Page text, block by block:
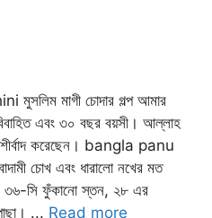
মাগী চোদার গল্প আমার
এবং ৩০ বছর বয়সী। আল্লাহ
করেছেন। bangla panu
চোখ এবং ধারালো নখের মত
৩৬-সি ফুঁকানো স্তন, ২৮ এর
... Read more